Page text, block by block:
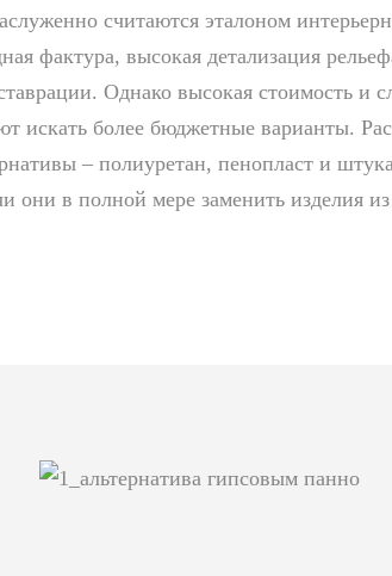
считаются эталоном
фактура, высокая детализация
Однако высокая стоимость и
искать более бюджетные варианты.
– полиуретан, пенопласт и
они в полной мере заменить изделия из